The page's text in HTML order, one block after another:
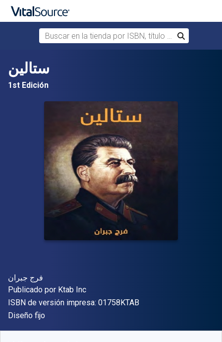
Saltar al contenido principal
Buscar en la tienda por ISBN, título o autor
Buscar
ستالين
1st Edición
Autor(es)
فرج جبران
Editor
Publicado por Ktab Inc
ISBN de versión impresa: 01758KTAB"ISBN-13 01758KTAB"
Formato
Diseño fijo